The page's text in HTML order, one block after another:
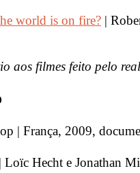
world is on fire? |
aos filmes feito pelo
| França, 2009,
| Loïc Hecht e Jonathan